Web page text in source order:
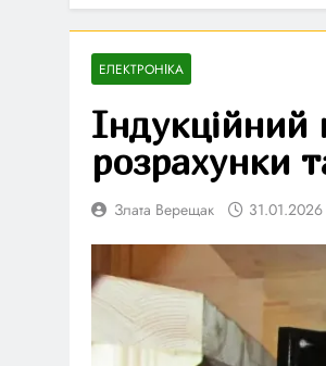
ЕЛЕКТРОНІКА
Індукційний
розрахунки
Злата Верещак 31.01.2026